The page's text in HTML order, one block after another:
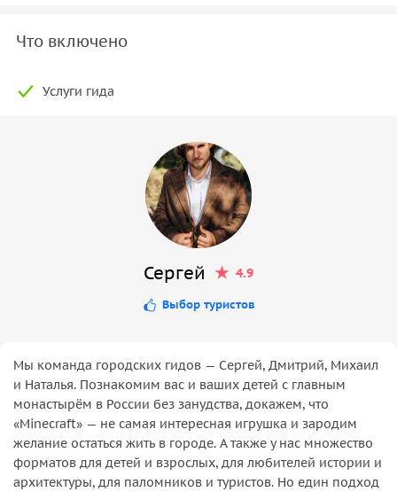
Что включено
Услуги гида
Сергей 4.9
Выбор туристов
Мы команда городских гидов — Сергей, Дмитрий, Михаил
и Наталья. Познакомим вас и ваших детей с главным
монастырём в России без занудства, докажем, что
«Minecraft» — не самая интересная игрушка и зародим
желание остаться жить в городе. А также у нас множество
форматов для детей и взрослых, для любителей истории и
архитектуры, для паломников и туристов. Но един подход